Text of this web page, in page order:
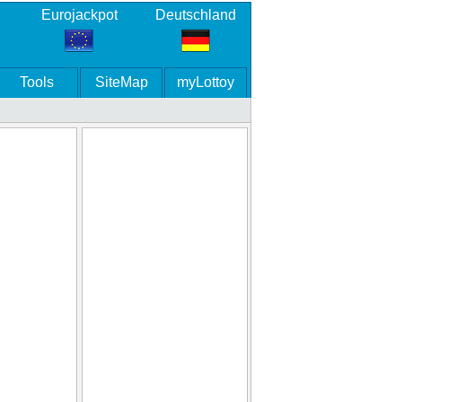
Eurojackpot Deutschland
Tools SiteMap
myLottoy